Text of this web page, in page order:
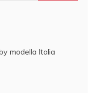
modella Italia